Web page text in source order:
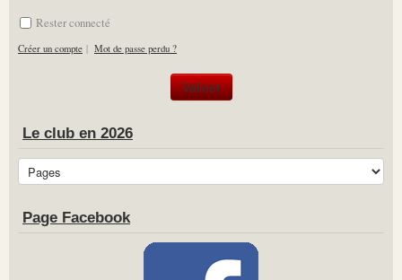
Rester connecté
Créer un compte | Mot de passe perdu ?
Le club en 2026
Page Facebook